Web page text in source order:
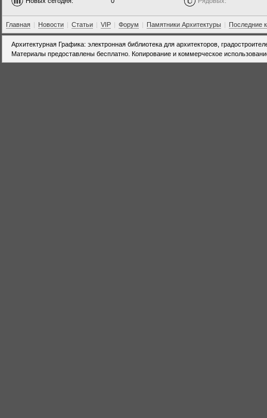
Главная | Новости | Статьи | VIP | Форум | Памятники Архитектуры | Последние
Архитектурная Графика: электронная библиотека для архитекторов,
Материалы предоставлены бесплатно. Копирование и коммерческое